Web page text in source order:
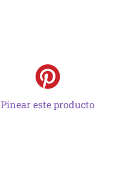
Pinear este producto